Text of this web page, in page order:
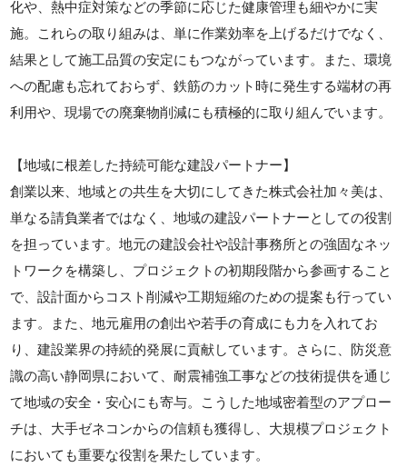
化や、熱中症対策などの季節に応じた健康管理も細やかに実
施。これらの取り組みは、単に作業効率を上げるだけでなく、
結果として施工品質の安定にもつながっています。また、環境
への配慮も忘れておらず、鉄筋のカット時に発生する端材の再
利用や、現場での廃棄物削減にも積極的に取り組んでいます。
【地域に根差した持続可能な建設パートナー】
創業以来、地域との共生を大切にしてきた株式会社加々美は、
単なる請負業者ではなく、地域の建設パートナーとしての役割
を担っています。地元の建設会社や設計事務所との強固なネッ
トワークを構築し、プロジェクトの初期段階から参画すること
で、設計面からコスト削減や工期短縮のための提案も行ってい
ます。また、地元雇用の創出や若手の育成にも力を入れてお
り、建設業界の持続的発展に貢献しています。さらに、防災意
識の高い静岡県において、耐震補強工事などの技術提供を通じ
て地域の安全・安心にも寄与。こうした地域密着型のアプロー
チは、大手ゼネコンからの信頼も獲得し、大規模プロジェクト
においても重要な役割を果たしています。